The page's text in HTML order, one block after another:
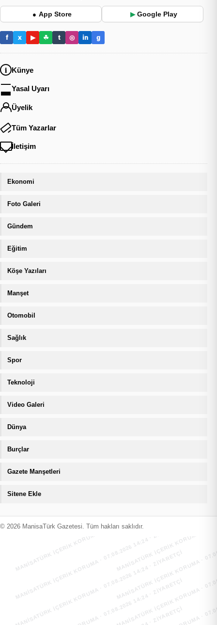
● App Store ▶ Google Play
f x ▶ ☘ t ◎ in g
Künye
Yasal Uyarı
Üyelik
Tüm Yazarlar
İletişim
Ekonomi
Foto Galeri
Gündem
Eğitim
Köşe Yazıları
Manşet
Otomobil
Sağlık
Spor
Teknoloji
Video Galeri
Dünya
Burçlar
Gazete Manşetleri
Sitene Ekle
© 2026 ManisaTürk Gazetesi. Tüm hakları saklıdır.
MANİSATÜRK İÇERİK KORUMA · 07.08.2026 14:24 · ZIYARETÇI
MANİSATÜRK İÇERİK KORUMA
MANİSATÜRK İÇERİK KORUMA · 07.08.2026 14:24 · ZIYARETÇI
MANİSATÜRK İÇERİK KORUMA
MANİSATÜRK İÇERİK KORUMA · 07.08.2026 14:24 · ZIYARETÇI
MANİSATÜRK İÇERİK KORUMA